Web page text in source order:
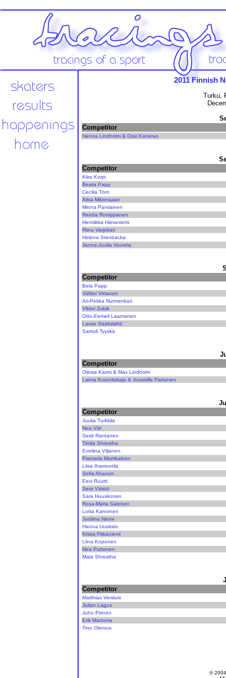
2011 Finnish
Turku,
Competitor
Henna Lindholm & Ossi Kanervo
Competitor
Kiira Korpi
Beata Papp
Cecilia Törn
Alisa Mikonsaari
Minna Parviainen
Reetta Romppanen
Henriikka Hietaniemi
Riina Varjokari
Helena Stenbacka
Janna-Juulia Vourela
Competitor
Bela Papp
Valtter Virtanen
Ari-Pekka Nurmenkari
Viktor Zubik
Otto-Eemeli Laamanen
Lasse Sääkslahti
Samuli Tyyskä
Competitor
Olesia Karmi & Max Lindholm
Laima Krasnitskaja & Jussiville Partanen
Competitor
Juulia Turkkila
Nea Viiri
Seidi Rantanen
Timila Shrestha
Eveliina Viljanen
Piamaria Martikainen
Liisa Ihamuotila
Sofia Ahanen
Eevi Ruutti
Sera Väistö
Sara Huuskonen
Rosa-Maria Salonen
Lotta Karvonen
Justiina Niemi
Hanna Uusitalo
Krista Pitkäniemi
Liina Koponen
Nea Puttonen
Mala Shrestha
Competitor
Matthias Versluis
Julian Lagus
Juho Pirinen
Erik Martoma
Tino Olenius
©